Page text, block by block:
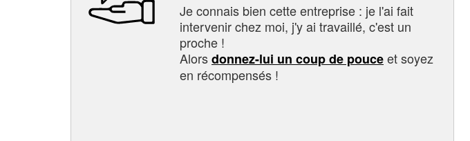
Je connais bien cette entreprise : je l'ai fait
intervenir chez moi, j'y ai travaillé, c'est un
proche !
Alorsdonnez-lui un coup de pouceet soyez
en récompensés !